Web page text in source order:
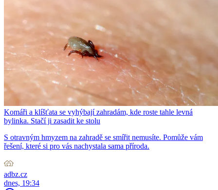
Komáři a klíšťata se vyhýbají zahradám, kde roste tahle levná
bylinka. Stačí ji zasadit ke stolu
S otravným hmyzem na zahradě se smířit nemusíte. Pomůže vám
řešení, které si pro vás nachystala sama příroda.
adbz.cz
dnes, 19:34